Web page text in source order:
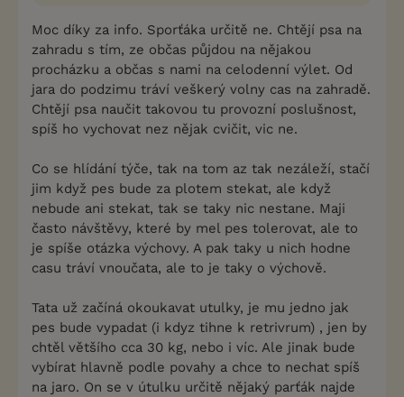
Moc díky za info. Sporťáka určitě ne. Chtějí psa na
zahradu s tím, ze občas půjdou na nějakou
procházku a občas s nami na celodenní výlet. Od
jara do podzimu tráví veškerý volny cas na zahradě.
Chtějí psa naučit takovou tu provozní poslušnost,
spíš ho vychovat nez nějak cvičit, vic ne.
Co se hlídání týče, tak na tom az tak nezáleží, stačí
jim když pes bude za plotem stekat, ale když
nebude ani stekat, tak se taky nic nestane. Maji
často návštěvy, které by mel pes tolerovat, ale to
je spíše otázka výchovy. A pak taky u nich hodne
casu tráví vnoučata, ale to je taky o výchově.
Tata už začíná okoukavat utulky, je mu jedno jak
pes bude vypadat (i kdyz tihne k retrivrum) , jen by
chtěl většího cca 30 kg, nebo i víc. Ale jinak bude
vybírat hlavně podle povahy a chce to nechat spíš
na jaro. On se v útulku určitě nějaký parťák najde